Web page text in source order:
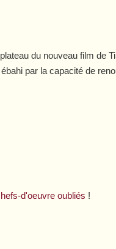
du nouveau film de
par la capacité de
d'oeuvre oubliés !